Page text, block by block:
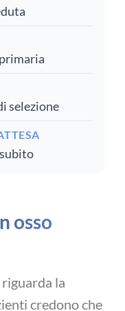
selezione
osso
la
credono che